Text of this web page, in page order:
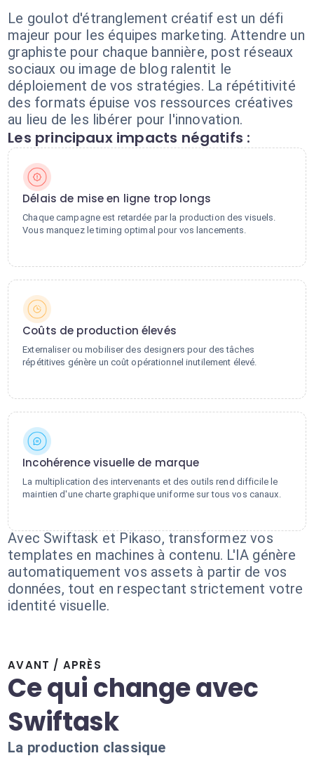
Le goulot d'étranglement créatif est un défi
majeur pour les équipes marketing. Attendre un
graphiste pour chaque bannière, post réseaux
sociaux ou image de blog ralentit le
déploiement de vos stratégies. La répétitivité
des formats épuise vos ressources créatives
au lieu de les libérer pour l'innovation.
Les principaux impacts négatifs :
Délais de mise en ligne trop longs
Chaque campagne est retardée par la production des visuels.
Vous manquez le timing optimal pour vos lancements.
Coûts de production élevés
Externaliser ou mobiliser des designers pour des tâches
répétitives génère un coût opérationnel inutilement élevé.
Incohérence visuelle de marque
La multiplication des intervenants et des outils rend difficile le
maintien d'une charte graphique uniforme sur tous vos canaux.
Avec Swiftask et Pikaso, transformez vos
templates en machines à contenu. L'IA génère
automatiquement vos assets à partir de vos
données, tout en respectant strictement votre
identité visuelle.
AVANT / APRÈS
Ce qui change avec
Swiftask
La production classique